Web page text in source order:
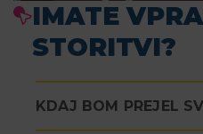
IMATE
STORITVI?
KDAJ BOM PREJEL